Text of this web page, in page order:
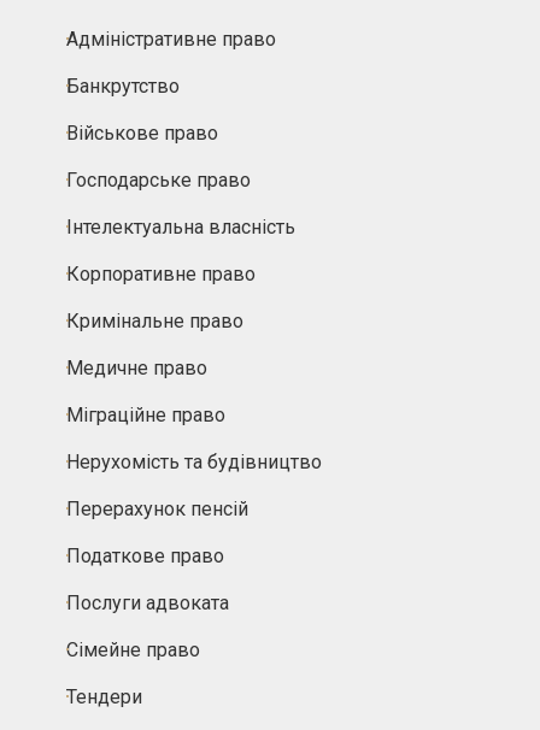
Адміністративне право
Банкрутство
Військове право
Господарське право
Інтелектуальна власність
Корпоративне право
Кримінальне право
Медичне право
Міграційне право
Нерухомість та будівництво
Перерахунок пенсій
Податкове право
Послуги адвоката
Сімейне право
Тендери